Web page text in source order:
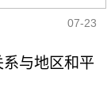
07-23
与地区和平